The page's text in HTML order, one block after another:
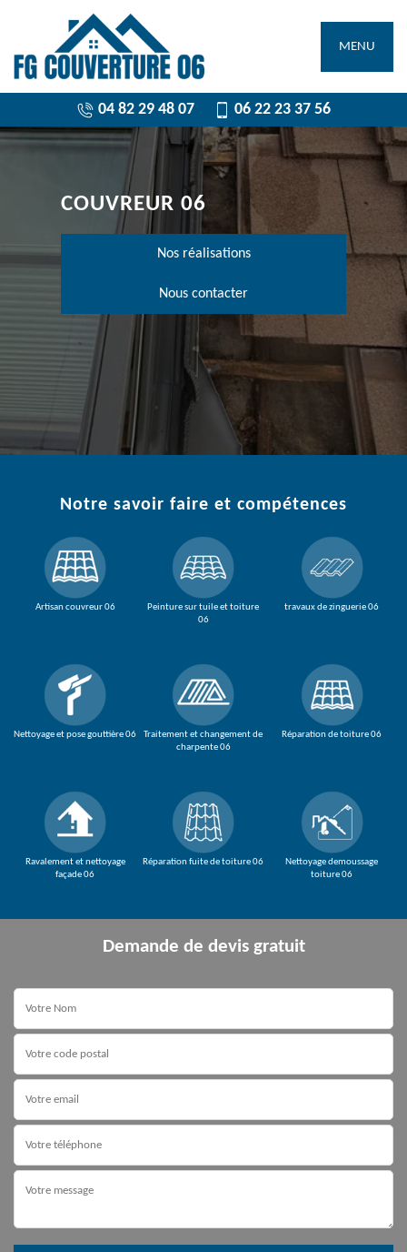
MENU
04 82 29 48 07 06 22 23 37 56
COUVREUR 06
Nos réalisations
Nous contacter
Notre savoir faire et compétences
Artisan couvreur 06
Nettoyage et pose gouttière 06
Ravalement et nettoyage
façade 06
Peinture sur tuile et toiture
06
Traitement et changement de
charpente 06
Réparation fuite de toiture 06
travaux de zinguerie 06
Réparation de toiture 06
Nettoyage demoussage
toiture 06
Demande de devis gratuit